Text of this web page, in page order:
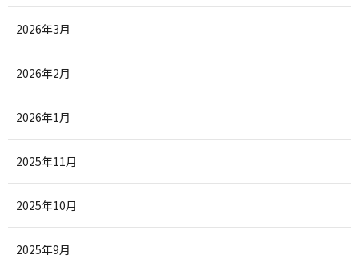
2026年3月
2026年2月
2026年1月
2025年11月
2025年10月
2025年9月